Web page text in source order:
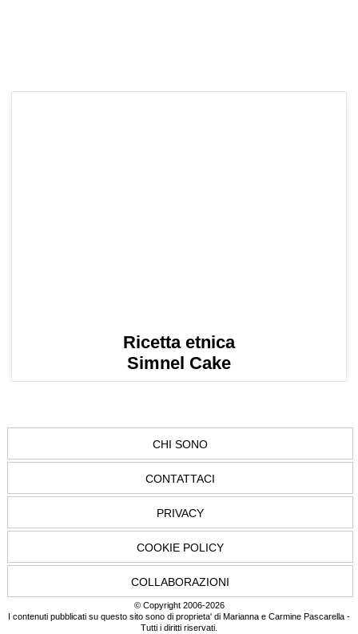
Ricetta etnica
Simnel Cake
CHI SONO
CONTATTACI
PRIVACY
COOKIE POLICY
COLLABORAZIONI
© Copyright 2006-2026
I contenuti pubblicati su questo sito sono di proprieta' di Marianna e Carmine Pascarella -
Tutti i diritti riservati.